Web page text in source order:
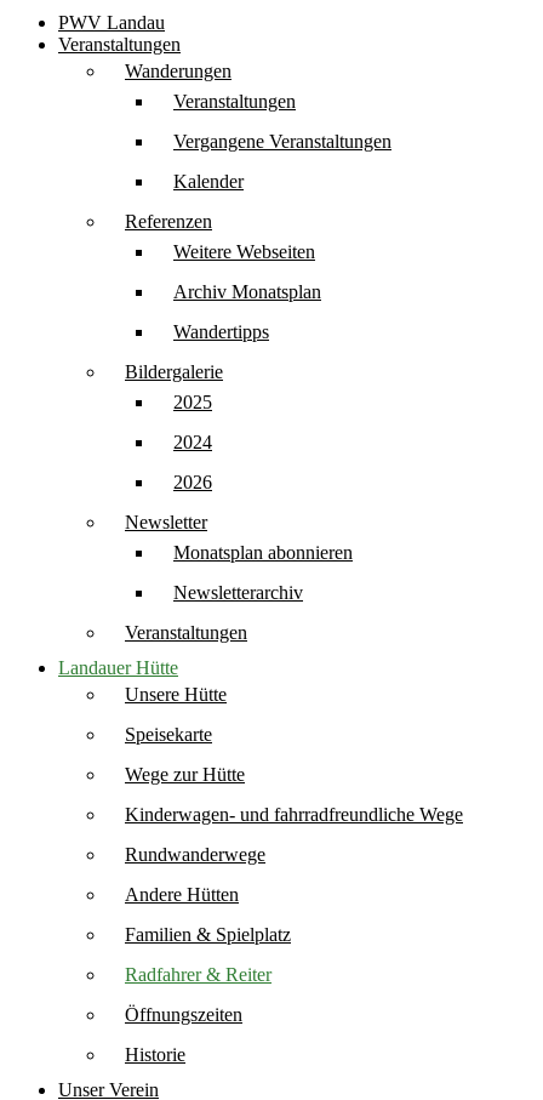
PWV Landau
Veranstaltungen
Wanderungen
Veranstaltungen
Vergangene Veranstaltungen
Kalender
Referenzen
Weitere Webseiten
Archiv Monatsplan
Wandertipps
Bildergalerie
2025
2024
2026
Newsletter
Monatsplan abonnieren
Newsletterarchiv
Veranstaltungen
Landauer Hütte
Unsere Hütte
Speisekarte
Wege zur Hütte
Kinderwagen- und fahrradfreundliche Wege
Rundwanderwege
Andere Hütten
Familien & Spielplatz
Radfahrer & Reiter
Öffnungszeiten
Historie
Unser Verein